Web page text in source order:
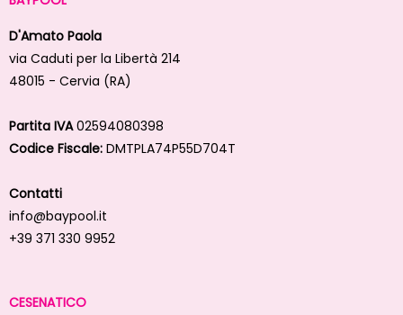
D'Amato Paola
via Caduti per la Libertà 214
48015 - Cervia (RA)
Partita IVA02594080398
Codice Fiscale: DMTPLA74P55D704T
Contatti
info@baypool.it
+39 371 330 9952
CESENATICO